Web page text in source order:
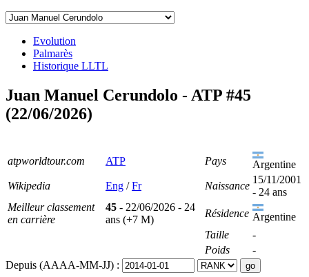
Evolution
Palmarès
Historique LLTL
Juan Manuel Cerundolo - ATP #45
(22/06/2026)
atpworldtour.com ATP Pays
Argentine
Wikipedia
Eng /Fr Naissance
15/11/2001
- 24 ans
Meilleur classement
en carrière
45 - 22/06/2026 - 24
ans (+7 M)
Résidence Argentine
Taille
-
Poids
-
Depuis (AAAA-MM-JJ) :